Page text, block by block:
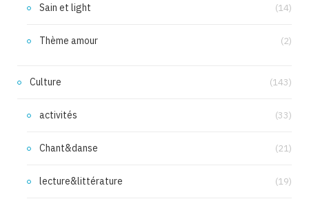
Sain et light (14)
Thème amour (2)
Culture (143)
activités (33)
Chant&danse (21)
lecture&littérature (19)